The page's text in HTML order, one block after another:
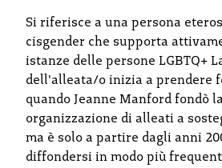
Si riferisce a una persona
cisgender che supporta
istanze delle persone LGBTQ+
dell'alleata/o inizia a prendere
quando Jeanne Manford fondò
organizzazione di alleati a
ma è solo a partire dagli anni
diffondersi in modo più